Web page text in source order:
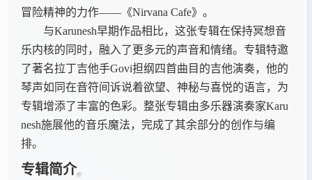
冒险精神的力作——《Nirvana Cafe》。
与Karunesh早期作品相比，这张专辑在保持冥想音
乐内核的同时，融入了更多元的声音和情绪。专辑特邀
了著名拉丁吉他手Govi担纲四首曲目的吉他演奏，他的
琴声如同在音符间诉说着欲望、神秘与喜悦的语言，为
专辑增添了丰富的色彩。整张专辑由多乐器演奏家Karu
nesh施展他的音乐魔法，完成了其余部分的创作与编
排。
专辑简介